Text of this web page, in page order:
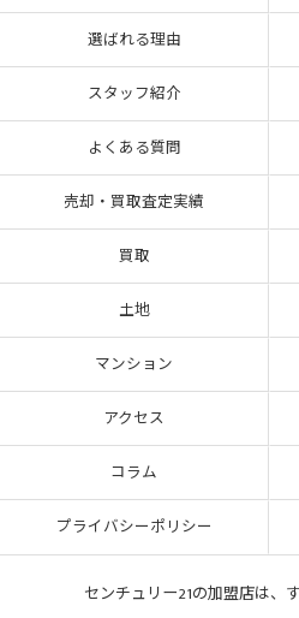
選ばれる理由
スタッフ紹介
よくある質問
売却・買取査定実績
買取
土地
マンション
アクセス
コラム
プライバシーポリシー
センチュリー21の加盟店は、